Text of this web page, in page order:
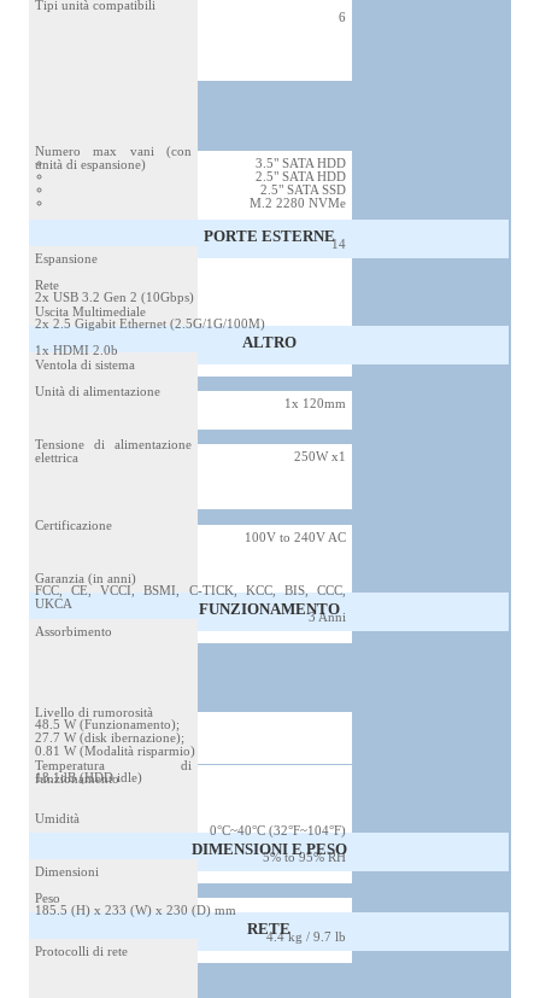
6
Tipi unità compatibili
3.5" SATA HDD
2.5" SATA HDD
2.5" SATA SSD
M.2 2280 NVMe
Numero max vani (con
unità di espansione)
14
PORTE ESTERNE
Espansione
2x USB 3.2 Gen 2 (10Gbps)
Rete
2x 2.5 Gigabit Ethernet (2.5G/1G/100M)
Uscita Multimediale
1x HDMI 2.0b ALTRO
Ventola di sistema
1x 120mm
Unità di alimentazione
250W x1
Tensione di alimentazione
elettrica
100V to 240V AC
Certificazione
FCC, CE, VCCI, BSMI, C-TICK, KCC, BIS, CCC,
UKCA
Garanzia (in anni)
3 Anni
FUNZIONAMENTO
Assorbimento
48.5 W (Funzionamento);
27.7 W (disk ibernazione);
0.81 W (Modalità risparmio)
Livello di rumorosità
18.1dB (HDD idle)
Temperatura di
funzionamento
0°C~40°C (32°F~104°F)
Umidità
5% to 95% RH
DIMENSIONI E PESO
Dimensioni
185.5 (H) x 233 (W) x 230 (D) mm
Peso
4.4 kg / 9.7 lb
RETE
Protocolli di rete